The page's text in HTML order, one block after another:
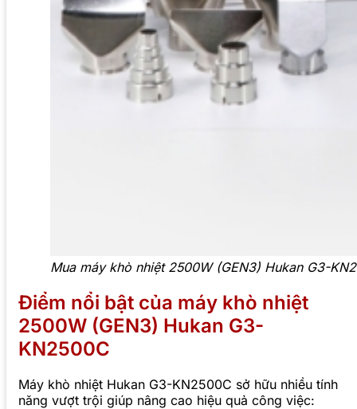
Mua máy khò nhiệt 2500W (GEN3) Hukan G3-
Điểm nổi bật của máy khò nhiệt
2500W (GEN3) Hukan G3-
KN2500C
Máy khò nhiệt Hukan G3-KN2500C sở hữu nhiều tính
năng vượt trội giúp nâng cao hiệu quả công việc: